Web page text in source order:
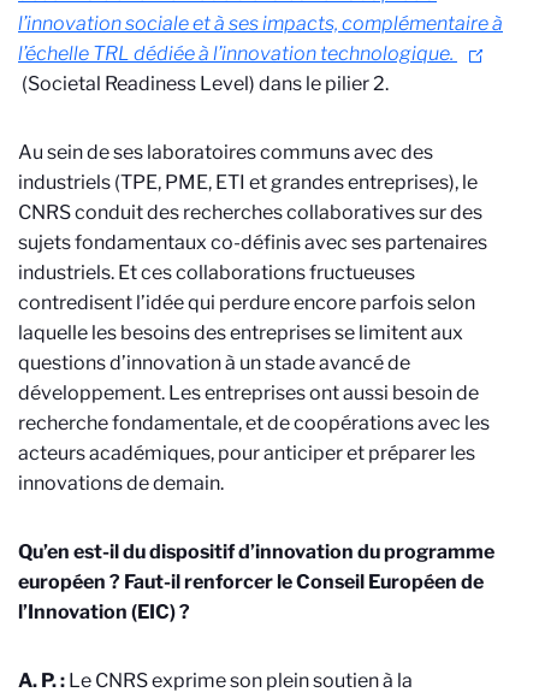
l’innovation sociale et à ses impacts, complémentaire à
l’échelle TRL dédiée à l’innovation technologique.
(Societal Readiness Level) dans le pilier 2.
Au sein de ses laboratoires communs avec des
industriels (TPE, PME, ETI et grandes entreprises), le
CNRS conduit des recherches collaboratives sur des
sujets fondamentaux co-définis avec ses partenaires
industriels. Et ces collaborations fructueuses
contredisent l’idée qui perdure encore parfois selon
laquelle les besoins des entreprises se limitent aux
questions d’innovation à un stade avancé de
développement. Les entreprises ont aussi besoin de
recherche fondamentale, et de coopérations avec les
acteurs académiques, pour anticiper et préparer les
innovations de demain.
Qu’en est-il du dispositif d’innovation du programme
européen ? Faut-il renforcer le Conseil Européen de
l’Innovation (EIC) ?
A. P. : Le CNRS exprime son plein soutien à la